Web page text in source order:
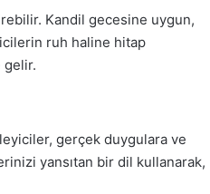
Kandil gecesine uygun,
ruh haline hitap
gelir.
gerçek duygulara ve
yansıtan bir dil kullanarak,